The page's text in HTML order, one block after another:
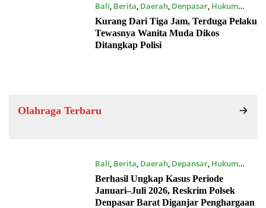
Bali, Berita, Daerah, Denpasar, Hukum
16/07/2026
Kurang Dari Tiga Jam, Terduga Pelaku
Tewasnya Wanita Muda Dikos
Ditangkap Polisi
Olahraga Terbaru
Bali, Berita, Daerah, Depansar, Hukum
16/07/2026
Berhasil Ungkap Kasus Periode
Januari–Juli 2026, Reskrim Polsek
Denpasar Barat Diganjar Penghargaan